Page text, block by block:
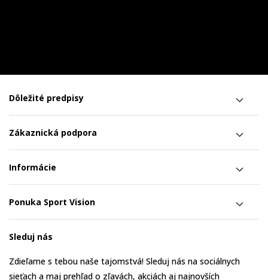
Dôležité predpisy
Zákaznická podpora
Informácie
Ponuka Sport Vision
Sleduj nás
Zdieľame s tebou naše tajomstvá! Sleduj nás na sociálnych
sieťach a maj prehľad o zľavách, akciách aj najnovších